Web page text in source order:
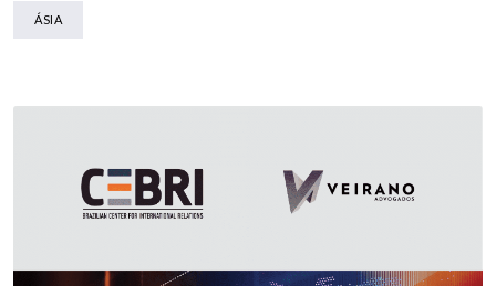
ÁSIA